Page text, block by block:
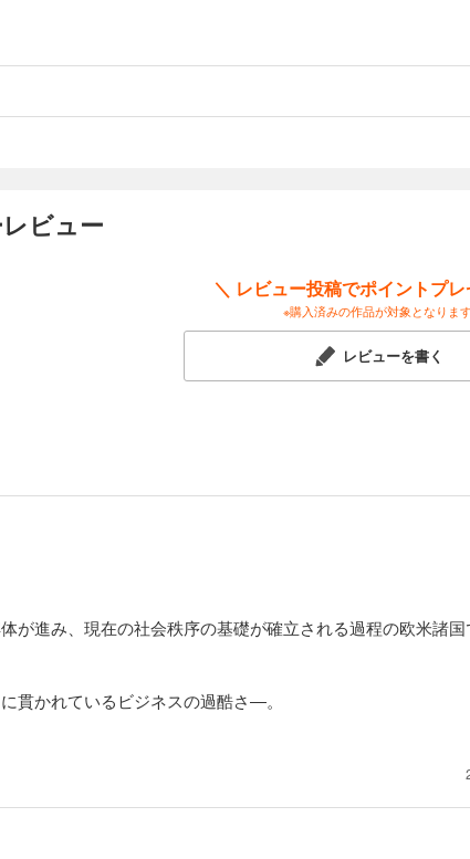
ビュー
＼ レビュー投稿でポイントプ
※購入済みの作品が対象となりま
レビューを書く
が進み、現在の社会秩序の基礎が確立される過程の欧米諸国
貫かれているビジネスの過酷さ―。